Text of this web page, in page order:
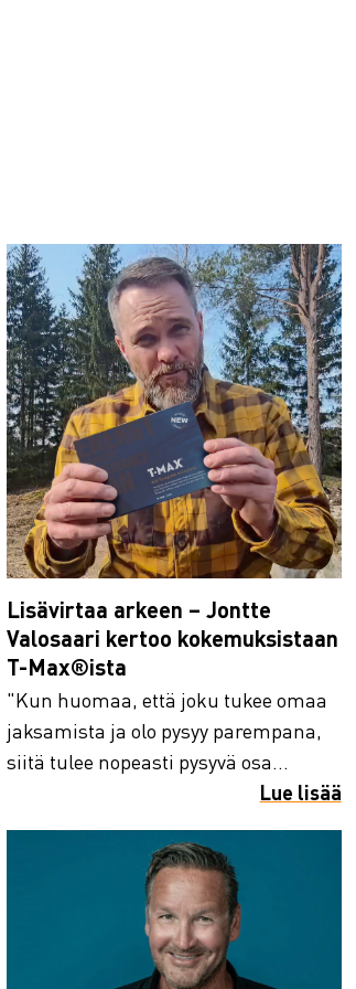
Lisävirtaa arkeen – Jontte
Valosaari kertoo kokemuksistaan
T-Max®ista
"Kun huomaa, että joku tukee omaa
jaksamista ja olo pysyy parempana,
siitä tulee nopeasti pysyvä osa...
Lue lisää